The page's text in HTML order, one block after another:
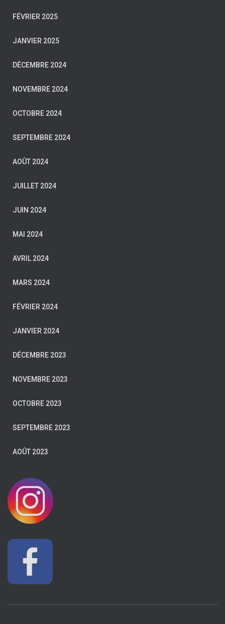
FÉVRIER 2025
JANVIER 2025
DÉCEMBRE 2024
NOVEMBRE 2024
OCTOBRE 2024
SEPTEMBRE 2024
AOÛT 2024
JUILLET 2024
JUIN 2024
MAI 2024
AVRIL 2024
MARS 2024
FÉVRIER 2024
JANVIER 2024
DÉCEMBRE 2023
NOVEMBRE 2023
OCTOBRE 2023
SEPTEMBRE 2023
AOÛT 2023